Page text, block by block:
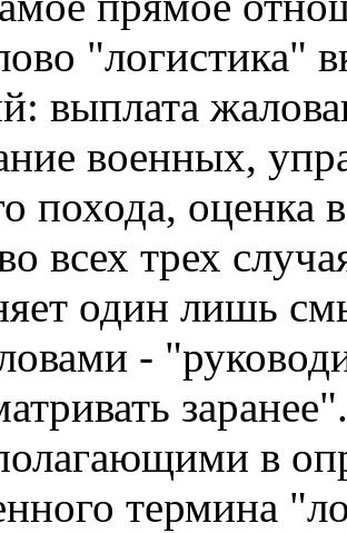
"логистика"
выплата
военных,
похода, оценка
всех трех
один лишь
-
в
термина